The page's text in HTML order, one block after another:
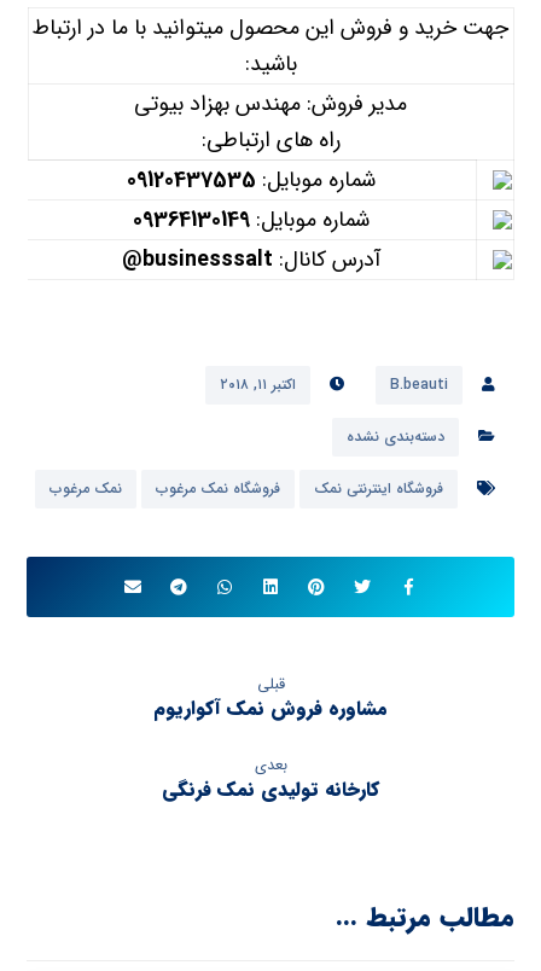
جهت خرید و فروش این محصول میتوانید با ما در ارتباط
باشید:
مدیر فروش: مهندس بهزاد بیوتی
راه های ارتباطی:
شماره موبایل: 09120437535
شماره موبایل: 09364130149
آدرس کانال: businesssalt@
B.beauti اکتبر ۱۱, ۲۰۱۸
دسته‌بندی نشده
فروشگاه اینترنتی نمک فروشگاه نمک مرغوب نمک مرغوب
قبلی
مشاوره فروش نمک آکواریوم
بعدی
کارخانه تولیدی نمک فرنگی
مطالب مرتبط ...